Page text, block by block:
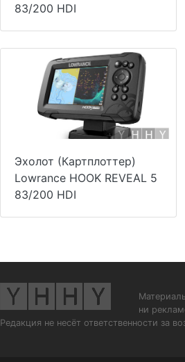
83/200 HDI
Эхолот (Картплоттер)
Lowrance HOOK REVEAL 5
83/200 HDI
ни
Редакция не несёт ответственности за